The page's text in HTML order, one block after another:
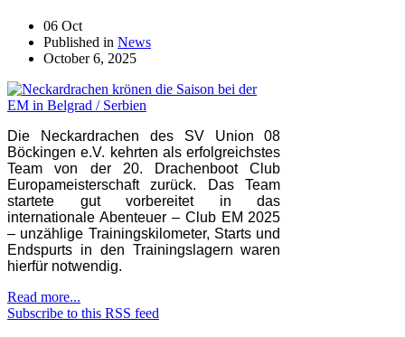
06 Oct
Published in News
October 6, 2025
Die Neckardrachen des SV Union 08
Böckingen e.V. kehrten als erfolgreichstes
Team von der 20. Drachenboot Club
Europameisterschaft zurück. Das Team
startete gut vorbereitet in das
internationale Abenteuer – Club EM 2025
– unzählige Trainingskilometer, Starts und
Endspurts in den Trainingslagern waren
hierfür notwendig.
Read more...
Subscribe to this RSS feed